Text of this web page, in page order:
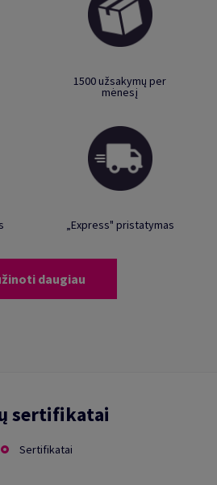
1500 užsakymų per
mėnesį
„Express" pristatymas
daugiau
sertifikatai
Sertifikatai